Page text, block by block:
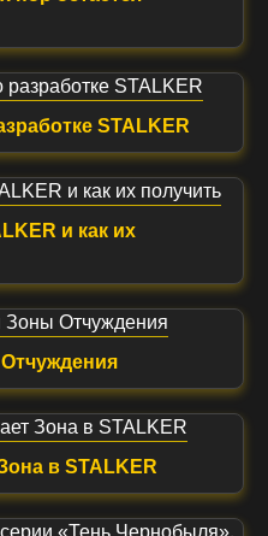
STALKER
и как их
в STALKER